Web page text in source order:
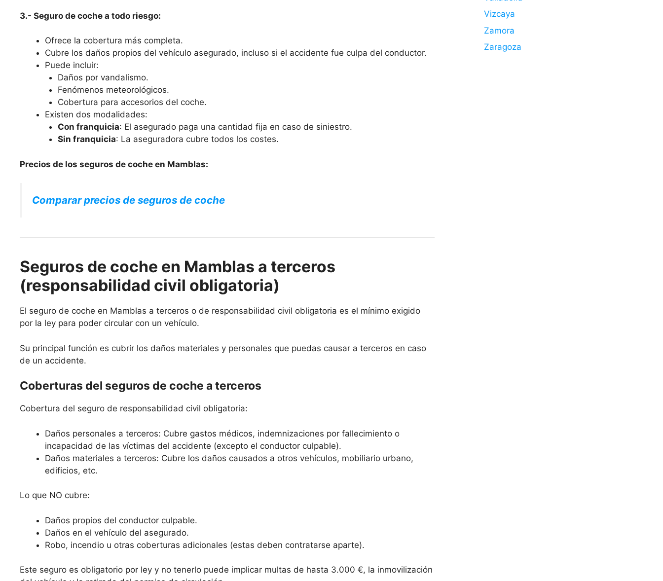
3.- Seguro de coche a todo riesgo:
Ofrece la cobertura más completa.
Cubre los daños propios del vehículo asegurado, incluso si el accidente fue culpa del conductor.
Puede incluir:
Daños por vandalismo.
Fenómenos meteorológicos.
Cobertura para accesorios del coche.
Existen dos modalidades:
Con franquicia: El asegurado paga una cantidad fija en caso de siniestro.
Sin franquicia: La aseguradora cubre todos los costes.
Precios de los seguros de coche en Mamblas:
Comparar precios de seguros de coche
Seguros de coche en Mamblas a terceros
(responsabilidad civil obligatoria)
El seguro de coche en Mamblas a terceros o de responsabilidad civil obligatoria es el mínimo exigido
por la ley para poder circular con un vehículo.
Su principal función es cubrir los daños materiales y personales que puedas causar a terceros en caso
de un accidente.
Coberturas del seguros de coche a terceros
Cobertura del seguro de responsabilidad civil obligatoria:
Daños personales a terceros: Cubre gastos médicos, indemnizaciones por fallecimiento o
incapacidad de las víctimas del accidente (excepto el conductor culpable).
Daños materiales a terceros: Cubre los daños causados a otros vehículos, mobiliario urbano,
edificios, etc.
Lo que NO cubre:
Daños propios del conductor culpable.
Daños en el vehículo del asegurado.
Robo, incendio u otras coberturas adicionales (estas deben contratarse aparte).
Este seguro es obligatorio por ley y no tenerlo puede implicar multas de hasta 3.000 €, la inmovilización
Vizcaya
Zamora
Zaragoza